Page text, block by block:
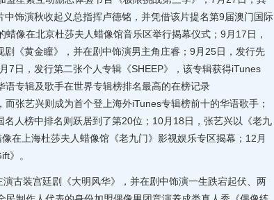
饰演秋收起义总指挥卢德铭，并凭借该片提名第9届澳门国际
像在北京杜莎夫人蜡像馆音乐区举行揭幕仪式；9月17日，
《黄金瞳》，并在剧中饰演男主角庄睿；9月25日，发行先
7日，发行第二张个人专辑《SHEEP》，该专辑获得iTunes
专辑及歌手在世界专辑榜排名最高的在榜记录
张艺兴则成为首个登上海外iTunes专辑榜前十的华语歌手；
人榜中排名则跃居到了第20位；10月18日，张艺兴以《老九
在上海杜莎夫人蜡像馆《老九门》影视娱乐专区揭幕；12月
》。
装宫廷剧《大明风华》，并在剧中饰演一生跌宕起伏、两